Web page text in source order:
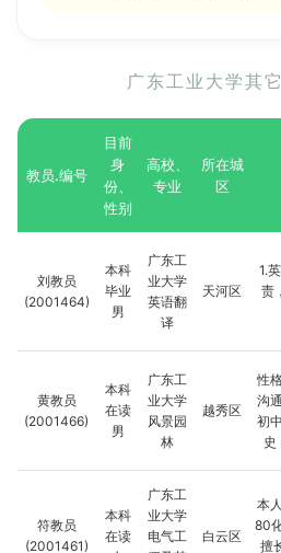
广东工业大学其
教员.编号
目前
身
份、
性别
高校、
专业
所在城
区
刘教员
(2001464)
本科
毕业
男
广东工
业大学
英语翻
译
天河区
1.
责
黄教员
(2001466)
本科
在读
男
广东工
业大学
风景园
林
越秀区
性
沟
初
史
符教员
(2001461)
本科
在读
广东工
业大学
电气工
白云区
本
80
擅